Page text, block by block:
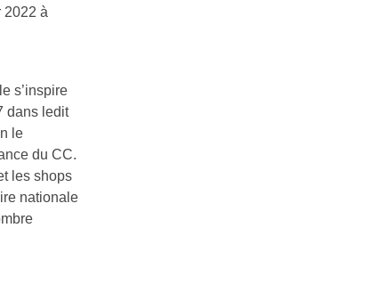
2022 à
s’inspire
dans ledit
le
du CC.
les shops
nationale